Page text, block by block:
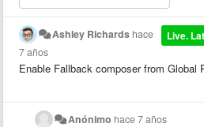
Live.
Ashley Richards hace
7 años
Enable Fallback composer from Global
Anónimo hace 7 años